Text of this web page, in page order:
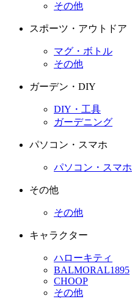
その他
スポーツ・アウトドア
マグ・ボトル
その他
ガーデン・DIY
DIY・工具
ガーデニング
パソコン・スマホ
パソコン・スマホ
その他
その他
キャラクター
ハローキティ
BALMORAL1895
CHOOP
その他